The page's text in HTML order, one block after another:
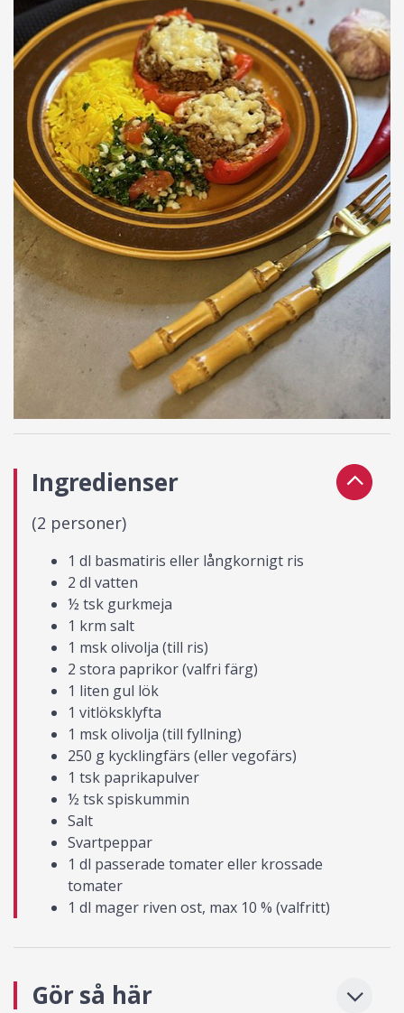
Ingredienser
(2 personer)
1 dl basmatiris eller långkornigt ris
2 dl vatten
½ tsk gurkmeja
1 krm salt
1 msk olivolja (till ris)
2 stora paprikor (valfri färg)
1 liten gul lök
1 vitlöksklyfta
1 msk olivolja (till fyllning)
250 g kycklingfärs (eller vegofärs)
1 tsk paprikapulver
½ tsk spiskummin
Salt
Svartpeppar
1 dl passerade tomater eller krossade
tomater
1 dl mager riven ost, max 10 % (valfritt)
Gör så här